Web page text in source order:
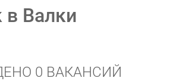
в Валки
0 ВАКАНСИЙ